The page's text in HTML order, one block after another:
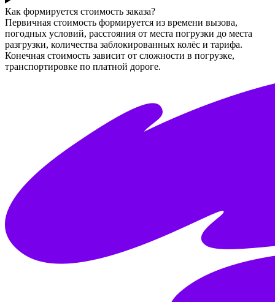
Как формируется стоимость заказа?
Первичная стоимость формируется из времени вызова,
погодных условий, расстояния от места погрузки до места
разгрузки, количества заблокированных колёс и тарифа.
Конечная стоимость зависит от сложности в погрузке,
транспортировке по платной дороге.